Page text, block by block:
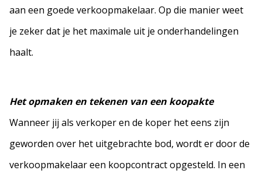
aan een goede verkoopmakelaar. Op die manier weet
je zeker dat je het maximale uit je onderhandelingen
haalt.
Het opmaken en tekenen van een koopakte
Wanneer jij als verkoper en de koper het eens zijn
geworden over het uitgebrachte bod, wordt er door de
verkoopmakelaar een koopcontract opgesteld. In een